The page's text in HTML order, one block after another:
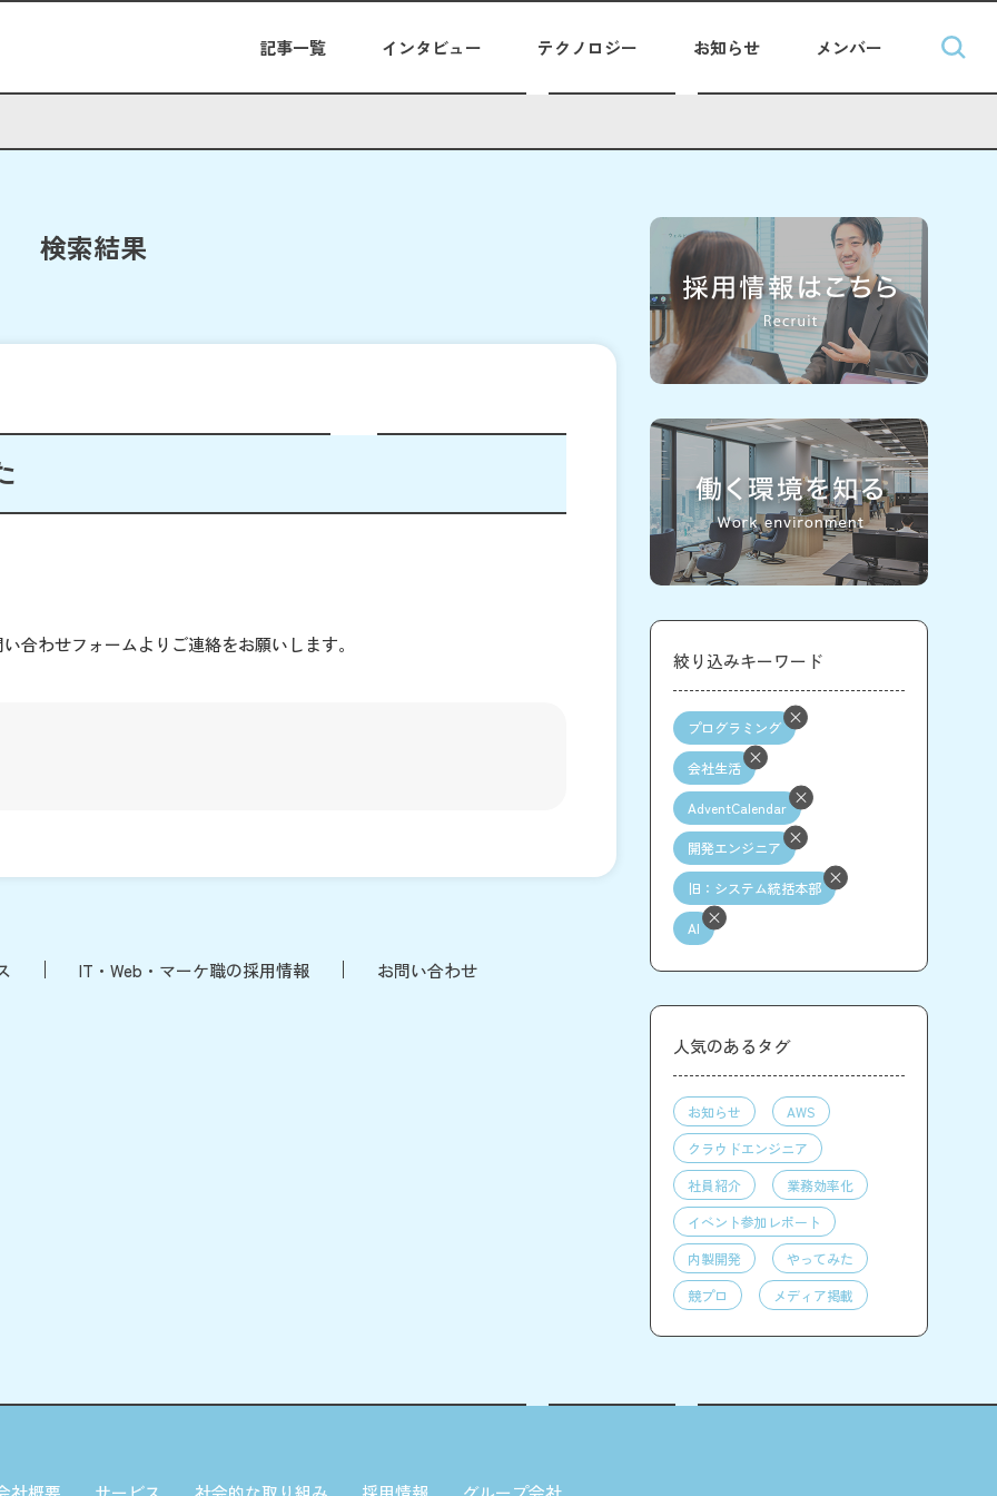
記事一覧 インタビュー テクノロジー お知らせ メンバー
検索結果
合わせフォームよりご連絡をお願いします。
IT・Web・マーケ職の採用情報 お問い合わせ
絞り込みキーワード
プログラミング
会社生活
AdventCalendar
開発エンジニア
旧：システム統括本部
AI
人気のあるタグ
お知らせ
AWS
クラウドエンジニア
社員紹介
業務効率化
イベント参加レポート
内製開発
やってみた
競プロ
メディア掲載